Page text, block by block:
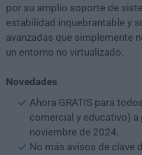
por su amplio soporte de
estabilidad inquebrantable y
avanzadas que simplemente
un entorno no virtualizado.
Novedades
Ahora GRATIS para
comercial y educativo) a
noviembre de 2024.
No más avisos de clave